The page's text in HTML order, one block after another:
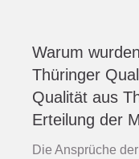
Warum
Thüringer
Qualität aus
Erteilung der
Die Ansprüche